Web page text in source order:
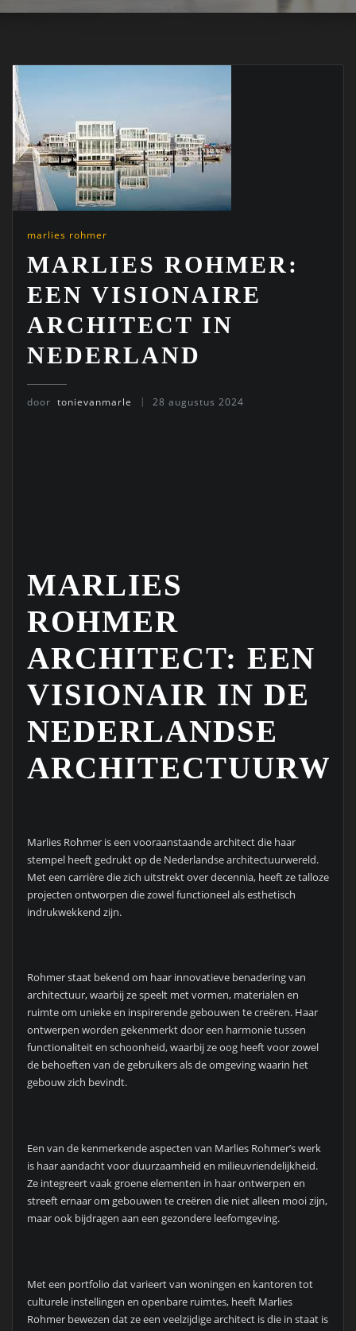
marlies rohmer
MARLIES ROHMER:
EEN VISIONAIRE
ARCHITECT IN
NEDERLAND
door tonievanmarle 28 augustus 2024
MARLIES
ROHMER
ARCHITECT: EEN
VISIONAIR IN DE
NEDERLANDSE
Marlies Rohmer is een vooraanstaande architect die haar
stempel heeft gedrukt op de Nederlandse architectuurwereld.
Met een carrière die zich uitstrekt over decennia, heeft ze talloze
projecten ontworpen die zowel functioneel als esthetisch
indrukwekkend zijn.
Rohmer staat bekend om haar innovatieve benadering van
architectuur, waarbij ze speelt met vormen, materialen en
ruimte om unieke en inspirerende gebouwen te creëren. Haar
ontwerpen worden gekenmerkt door een harmonie tussen
functionaliteit en schoonheid, waarbij ze oog heeft voor zowel
de behoeften van de gebruikers als de omgeving waarin het
gebouw zich bevindt.
Een van de kenmerkende aspecten van Marlies Rohmer’s werk
is haar aandacht voor duurzaamheid en milieuvriendelijkheid.
Ze integreert vaak groene elementen in haar ontwerpen en
streeft ernaar om gebouwen te creëren die niet alleen mooi zijn,
maar ook bijdragen aan een gezondere leefomgeving.
Met een portfolio dat varieert van woningen en kantoren tot
culturele instellingen en openbare ruimtes, heeft Marlies
Rohmer bewezen dat ze een veelzijdige architect is die in staat is